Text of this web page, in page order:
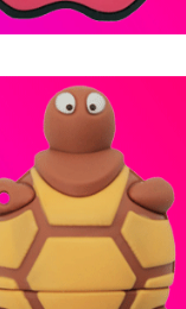
فلش مموری عروسکی -- کد B10